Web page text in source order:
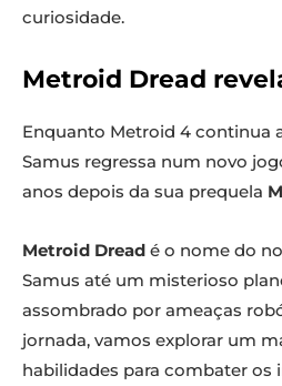
curiosidade.
Metroid Dread
Enquanto Metroid 4 continua
Samus regressa num novo
anos depois da sua prequela
Metroid Dread é o nome do
Samus até um misterioso
assombrado por ameaças
jornada, vamos explorar um
habilidades para combater os